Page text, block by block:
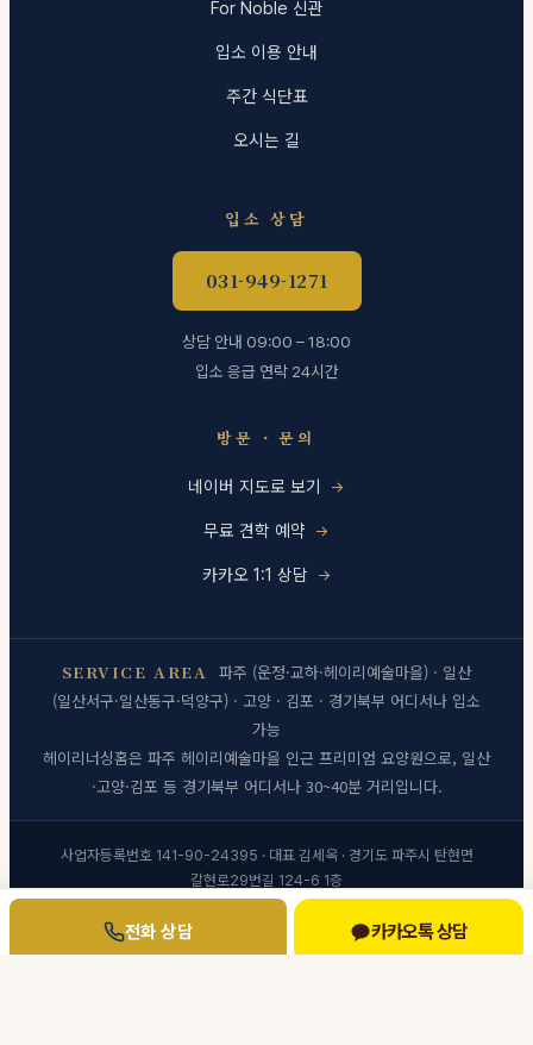
For Noble 신관
입소 이용 안내
주간 식단표
오시는 길
입소 상담
031-949-1271
상담 안내 09:00 – 18:00
입소 응급 연락 24시간
방문 · 문의
네이버 지도로 보기
무료 견학 예약
카카오 1:1 상담
SERVICE AREA 파주 (운정·교하·헤이리예술마을) · 일산
(일산서구·일산동구·덕양구) · 고양 · 김포 · 경기북부 어디서나 입소
가능
헤이리너싱홈은 파주 헤이리예술마을 인근 프리미엄 요양원으로, 일산
·고양·김포 등 경기북부 어디서나 30~40분 거리입니다.
사업자등록번호 141-90-24395 · 대표 김세옥 · 경기도 파주시 탄현면
갈현로29번길 124-6 1층
개인정보처리방침 ·이용약관
© 2026 헤이리너싱홈 · 모든 권리 보유[관리자]
전화 상담 카카오톡 상담